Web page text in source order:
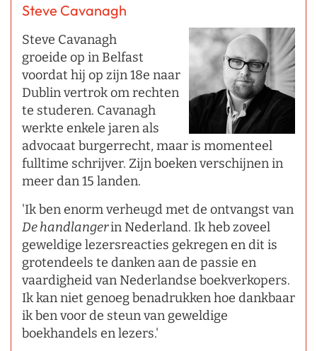
Steve Cavanagh
Steve Cavanagh
groeide op in Belfast
voordat hij op zijn 18e naar
Dublin vertrok om rechten
te studeren. Cavanagh
werkte enkele jaren als
advocaat burgerrecht, maar is momenteel
fulltime schrijver. Zijn boeken verschijnen in
meer dan 15 landen.
'Ik ben enorm verheugd met de ontvangst van
De handlangerin Nederland. Ik heb zoveel
geweldige lezersreacties gekregen en dit is
grotendeels te danken aan de passie en
vaardigheid van Nederlandse boekverkopers.
Ik kan niet genoeg benadrukken hoe dankbaar
ik ben voor de steun van geweldige
boekhandels en lezers.'